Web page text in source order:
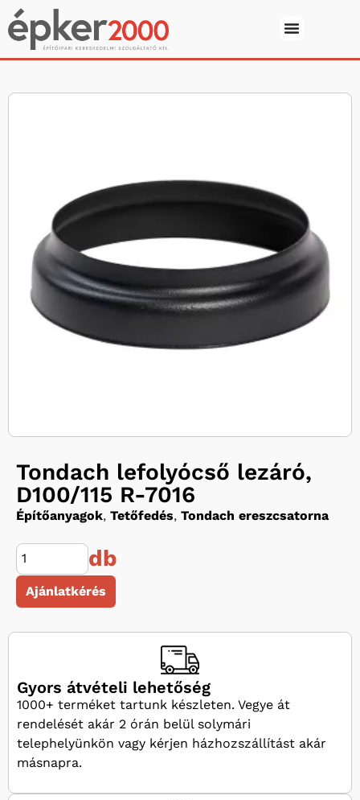
Tondach lefolyócső lezáró,
D100/115 R-7016
Építőanyagok, Tetőfedés, Tondach ereszcsatorna
db
Ajánlatkérés
Gyors átvételi lehetőség
1000+ terméket tartunk készleten. Vegye át
rendelését akár 2 órán belül solymári
telephelyünkön vagy kérjen házhozszállítást akár
másnapra.